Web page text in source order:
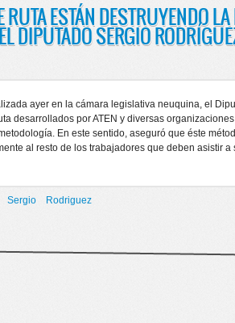
RUTA ESTÁN DESTRUYENDO
DIPUTADO SERGIO
ayer en la cámara legislativa neuquina, el
desarrollados por ATEN y diversas
En este sentido, aseguró que éste
al resto de los trabajadores que deben asistir a
Sergio
Rodriguez